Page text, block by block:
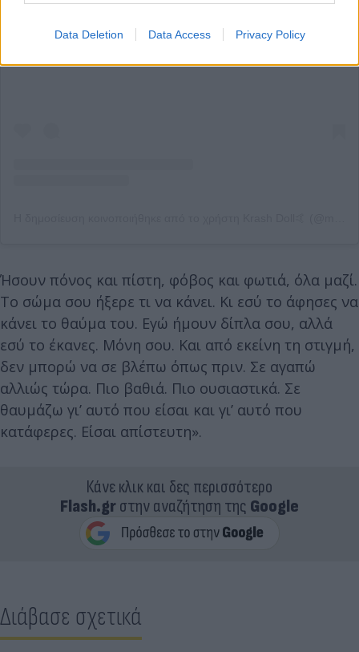
Data Deletion Data Access Privacy Policy
Δείτε αυτή τη δημοσίευση στο Instagram.
Ήσουν πόνος και πίστη, φόβος και φωτιά, όλα μαζί.
Το σώμα σου ήξερε τι να κάνει. Κι εσύ το άφησες να
κάνει το θαύμα του. Εγώ ήμουν δίπλα σου, αλλά
εσύ το έκανες. Μόνη σου. Και από εκείνη τη στιγμή,
δεν μπορώ να σε βλέπω όπως πριν. Σε αγαπώ
αλλιώς τώρα. Πιο βαθιά. Πιο ουσιαστικά. Σε
θαυμάζω γι’ αυτό που είσαι και γι’ αυτό που
κατάφερες. Είσαι απίστευτη».
Κάνε κλικ και δες περισσότερο
Flash.grστην αναζήτηση της Google
Διάβασε σχετικά